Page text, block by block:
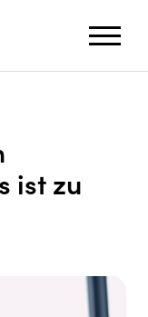
ist zu